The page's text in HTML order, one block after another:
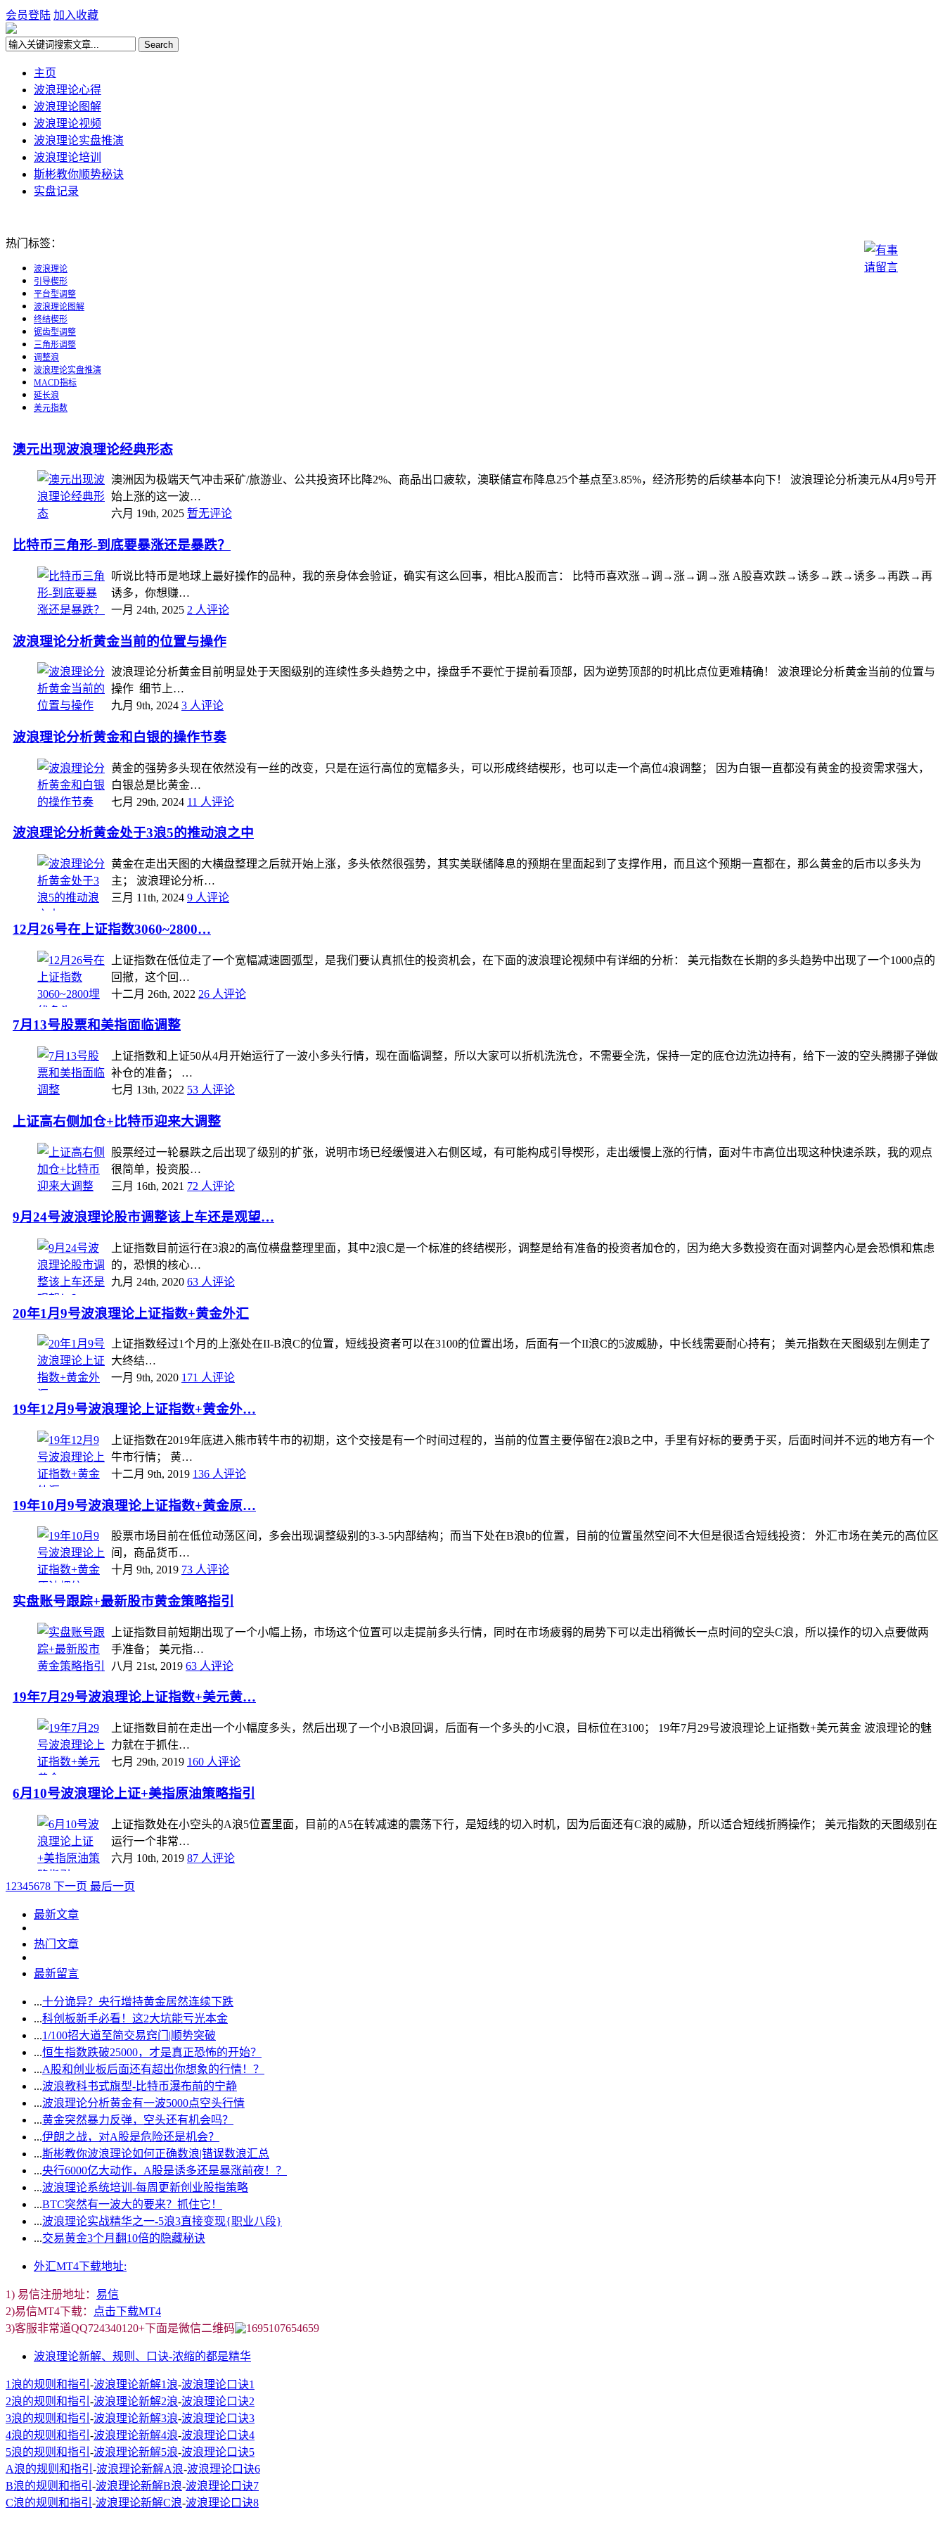
会员登陆 加入收藏
主页
波浪理论心得
波浪理论图解
波浪理论视频
波浪理论实盘推演
波浪理论培训
斯彬教你顺势秘诀
实盘记录
热门标签：
波浪理论
引导楔形
平台型调整
波浪理论图解
终结楔形
锯齿型调整
三角形调整
调整浪
波浪理论实盘推演
MACD指标
延长浪
美元指数
澳元出现波浪理论经典形态
澳洲因为极端天气冲击采矿/旅游业、公共投资环比降2%、商品出口疲软，澳联储宣布降息25个基点至3.85%，经济形势的后续基本向下！ 波浪理论分析澳元从4月9号开
始上涨的这一波…
六月 19th, 2025 暂无评论
比特币三角形-到底要暴涨还是暴跌？
听说比特币是地球上最好操作的品种，我的亲身体会验证，确实有这么回事，相比A股而言： 比特币喜欢涨→调→涨→调→涨 A股喜欢跌→诱多→跌→诱多→再跌→再
诱多，你想赚…
一月 24th, 2025 2 人评论
波浪理论分析黄金当前的位置与操作
波浪理论分析黄金目前明显处于天图级别的连续性多头趋势之中，操盘手不要忙于提前看顶部，因为逆势顶部的时机比点位更难精确！ 波浪理论分析黄金当前的位置与
操作 细节上…
九月 9th, 2024 3 人评论
波浪理论分析黄金和白银的操作节奏
黄金的强势多头现在依然没有一丝的改变，只是在运行高位的宽幅多头，可以形成终结楔形，也可以走一个高位4浪调整； 因为白银一直都没有黄金的投资需求强大，
白银总是比黄金…
七月 29th, 2024 11 人评论
波浪理论分析黄金处于3浪5的推动浪之中
黄金在走出天图的大横盘整理之后就开始上涨，多头依然很强势，其实美联储降息的预期在里面起到了支撑作用，而且这个预期一直都在，那么黄金的后市以多头为
主； 波浪理论分析…
三月 11th, 2024 9 人评论
12月26号在上证指数3060~2800…
上证指数在低位走了一个宽幅减速圆弧型，是我们要认真抓住的投资机会，在下面的波浪理论视频中有详细的分析： 美元指数在长期的多头趋势中出现了一个1000点的
回撤，这个回…
十二月 26th, 2022 26 人评论
7月13号股票和美指面临调整
上证指数和上证50从4月开始运行了一波小多头行情，现在面临调整，所以大家可以折机洗洗仓，不需要全洗，保持一定的底仓边洗边持有，给下一波的空头腾挪子弹做
补仓的准备； …
七月 13th, 2022 53 人评论
上证高右侧加仓+比特币迎来大调整
股票经过一轮暴跌之后出现了级别的扩张，说明市场已经缓慢进入右侧区域，有可能构成引导楔形，走出缓慢上涨的行情，面对牛市高位出现这种快速杀跌，我的观点
很简单，投资股…
三月 16th, 2021 72 人评论
9月24号波浪理论股市调整该上车还是观望…
上证指数目前运行在3浪2的高位横盘整理里面，其中2浪C是一个标准的终结楔形，调整是给有准备的投资者加仓的，因为绝大多数投资在面对调整内心是会恐惧和焦虑
的，恐惧的核心…
九月 24th, 2020 63 人评论
20年1月9号波浪理论上证指数+黄金外汇
上证指数经过1个月的上涨处在II-B浪C的位置，短线投资者可以在3100的位置出场，后面有一个II浪C的5波威胁，中长线需要耐心持有； 美元指数在天图级别左侧走了
大终结…
一月 9th, 2020 171 人评论
19年12月9号波浪理论上证指数+黄金外…
上证指数在2019年底进入熊市转牛市的初期，这个交接是有一个时间过程的，当前的位置主要停留在2浪B之中，手里有好标的要勇于买，后面时间并不远的地方有一个
牛市行情； 黄…
十二月 9th, 2019 136 人评论
19年10月9号波浪理论上证指数+黄金原…
股票市场目前在低位动荡区间，多会出现调整级别的3-3-5内部结构；而当下处在B浪b的位置，目前的位置虽然空间不大但是很适合短线投资： 外汇市场在美元的高位区
间，商品货币…
十月 9th, 2019 73 人评论
实盘账号跟踪+最新股市黄金策略指引
上证指数目前短期出现了一个小幅上扬，市场这个位置可以走提前多头行情，同时在市场疲弱的局势下可以走出稍微长一点时间的空头C浪，所以操作的切入点要做两
手准备； 美元指…
八月 21st, 2019 63 人评论
19年7月29号波浪理论上证指数+美元黄…
上证指数目前在走出一个小幅度多头，然后出现了一个小B浪回调，后面有一个多头的小C浪，目标位在3100； 19年7月29号波浪理论上证指数+美元黄金 波浪理论的魅
力就在于抓住…
七月 29th, 2019 160 人评论
6月10号波浪理论上证+美指原油策略指引
上证指数处在小空头的A浪5位置里面，目前的A5在转减速的震荡下行，是短线的切入时机，因为后面还有C浪的威胁，所以适合短线折腾操作； 美元指数的天图级别在
运行一个非常…
六月 10th, 2019 87 人评论
1 2345678 下一页 最后一页
最新文章
热门文章
最新留言
...十分诡异？央行增持黄金居然连续下跌
...科创板新手必看！这2大坑能亏光本金
...1/100招大道至简交易窍门|顺势突破
...恒生指数跌破25000，才是真正恐怖的开始？
...A股和创业板后面还有超出你想象的行情！？
...波浪教科书式旗型-比特币瀑布前的宁静
...波浪理论分析黄金有一波5000点空头行情
...黄金突然暴力反弹，空头还有机会吗？
...伊朗之战，对A股是危险还是机会？
...斯彬教你波浪理论如何正确数浪|错误数浪汇总
...央行6000亿大动作，A股是诱多还是暴涨前夜！？
...波浪理论系统培训-每周更新创业股指策略
...BTC突然有一波大的要来？抓住它！
...波浪理论实战精华之一-5浪3直接变现{职业八段}
...交易黄金3个月翻10倍的隐藏秘诀
外汇MT4下载地址:
1) 易信注册地址： 易信
2)易信MT4下载：
点击下载MT4
3)客服非常道QQ724340120+下面是微信二维码
波浪理论新解、规则、口诀-浓缩的都是精华
1浪的规则和指引 -波浪理论新解1浪-波浪理论口诀1
2浪的规则和指引 -波浪理论新解2浪-波浪理论口诀2
3浪的规则和指引 -波浪理论新解3浪-波浪理论口诀3
4浪的规则和指引 -波浪理论新解4浪-波浪理论口诀4
5浪的规则和指引 -波浪理论新解5浪-波浪理论口诀5
A浪的规则和指引 -波浪理论新解A浪-波浪理论口诀6
B浪的规则和指引 -波浪理论新解B浪-波浪理论口诀7
C浪的规则和指引 -波浪理论新解C浪-波浪理论口诀8